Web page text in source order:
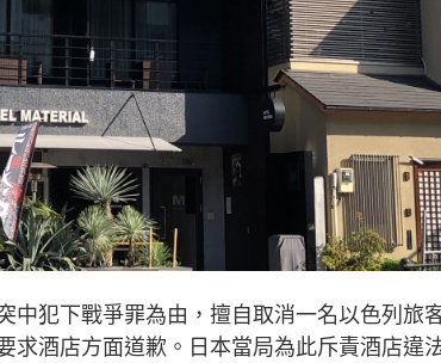
犯下戰爭罪為由，擅自取消一名以色列旅
求酒店方面道歉。日本當局為此斥責酒店違